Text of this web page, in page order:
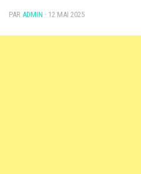
PAR ADMIN · 12 MAI 2025